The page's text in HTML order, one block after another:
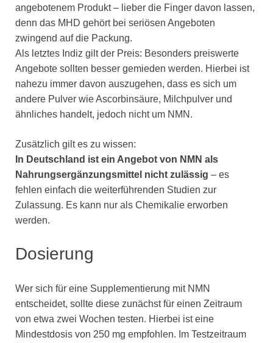
angebotenem Produkt – lieber die Finger davon lassen,
denn das MHD gehört bei seriösen Angeboten
zwingend auf die Packung.
Als letztes Indiz gilt der Preis: Besonders preiswerte
Angebote sollten besser gemieden werden. Hierbei ist
nahezu immer davon auszugehen, dass es sich um
andere Pulver wie Ascorbinsäure, Milchpulver und
ähnliches handelt, jedoch nicht um NMN.
Zusätzlich gilt es zu wissen:
In Deutschland ist ein Angebot von NMN als
Nahrungsergänzungsmittel nicht zulässig – es
fehlen einfach die weiterführenden Studien zur
Zulassung. Es kann nur als Chemikalie erworben
werden.
Dosierung
Wer sich für eine Supplementierung mit NMN
entscheidet, sollte diese zunächst für einen Zeitraum
von etwa zwei Wochen testen. Hierbei ist eine
Mindestdosis von 250 mg empfohlen. Im Testzeitraum